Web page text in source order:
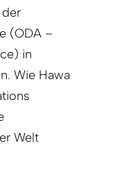
(ODA –
in
Wie Hawa
Welt